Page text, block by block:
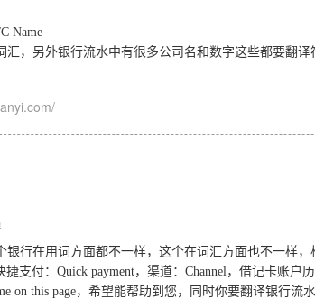
Name
汇，另外银行流水中有很多公司名和数字这些都要翻译
银行在用词方面都不一样，这个在词汇方面也不一样
捷支付： Quick payment，渠道： Channel ，借记卡账户
on this page，希望能帮助到您，同时你要翻译银行流